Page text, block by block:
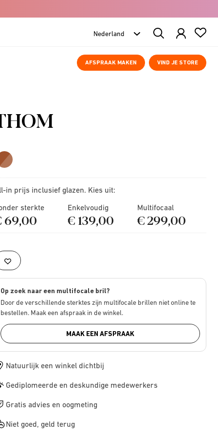
Search
Products
AFSPRAAK MAKEN VIND JE STORE
in prijs inclusief glazen. Kies uit:
sterkte
69,00
Enkelvoudig
€ 139,00
Multifocaal
€ 299,00
Op zoek naar een multifocale bril?
Door de verschillende sterktes zijn multifocale brillen niet online te
bestellen. Maak een afspraak in de winkel.
MAAK EEN AFSPRAAK
Natuurlijk een winkel dichtbij
Gediplomeerde en deskundige medewerkers
Gratis advies en oogmeting
Niet goed, geld terug